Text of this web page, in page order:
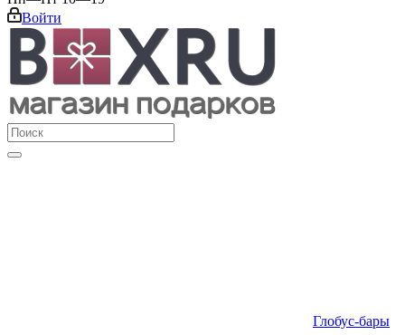
Войти
Глобус-бары